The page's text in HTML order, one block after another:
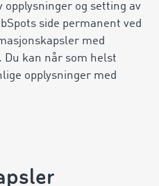
opplysninger og setting av
side permanent ved
med
kan når som helst
opplysninger med